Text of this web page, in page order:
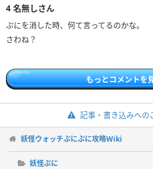
4 名無しさん
ぷにを消した時、何て言ってるのかな。
さわね？
もっとコメントを
記事・書き込みへの
妖怪ウォッチぷにぷに攻略Wiki
妖怪ぷに